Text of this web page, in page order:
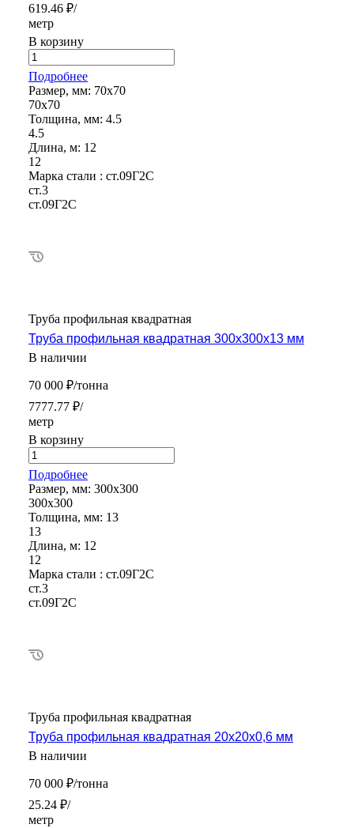
619.46 ₽/
метр
В корзину
Подробнее
Размер, мм: 70х70
70х70
Толщина, мм: 4.5
4.5
Длина, м: 12
12
Марка стали : ст.09Г2С
ст.3
ст.09Г2С
Труба профильная квадратная
Труба профильная квадратная 300х300х13 мм
В наличии
70 000 ₽/тонна
7777.77 ₽/
метр
В корзину
Подробнее
Размер, мм: 300х300
300х300
Толщина, мм: 13
13
Длина, м: 12
12
Марка стали : ст.09Г2С
ст.3
ст.09Г2С
Труба профильная квадратная
Труба профильная квадратная 20х20х0,6 мм
В наличии
70 000 ₽/тонна
25.24 ₽/
метр